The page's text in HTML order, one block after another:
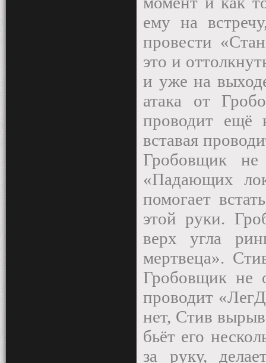
ему на
провести
это и
и уже на
атака от
проводит ещё
вставая
Гробовщик
«Падающих
помогает
этой руки.
верх угла
мертвеца».
Гробовщик не
проводит
нет, Стив
бьёт его
за руку,